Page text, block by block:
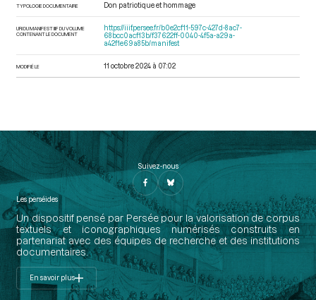
TYPOLOGIE DOCUMENTAIRE Don patriotique et hommage
URI DU MANIFEST IIIF DU VOLUME
CONTENANT LE DOCUMENT
https://iiif.persee.fr/b0e2cf11-597c-427d-8ac7-
68bcc0acf13b/f37622ff-0040-4f5a-a29a-
a42f1e69a85b/manifest
MODIFIÉ LE 11 octobre 2024 à 07:02
Suivez-nous
Les perséides
Un dispositif pensé par Persée pour la valorisation de corpus
textuels et iconographiques numérisés construits en
partenariat avec des équipes de recherche et des institutions
documentaires.
En savoir plus